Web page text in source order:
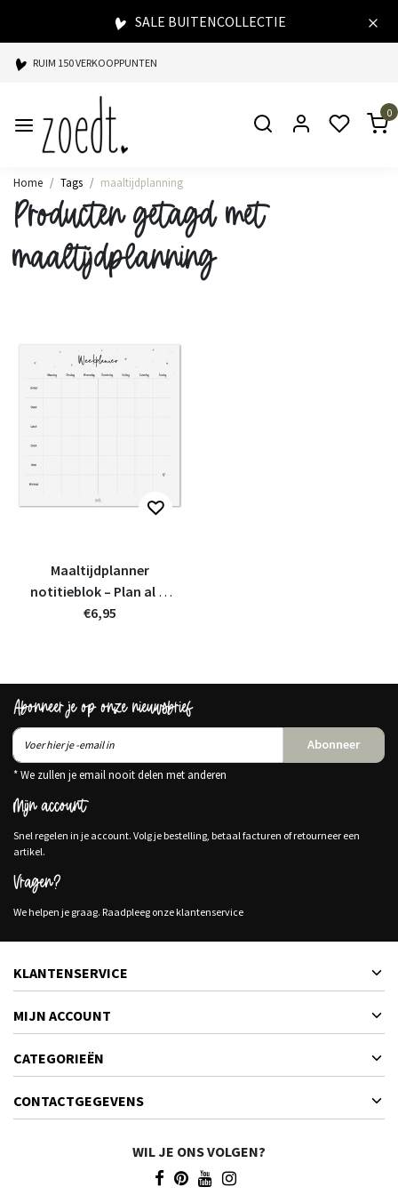
SALE BUITENCOLLECTIE
RUIM 150 VERKOOPPUNTEN
SPAARPUNTEN BIJ ELKE AANKOOP
SNELLE LEVERING
0
Home Tags maaltijdplanning
Producten getagd met
maaltijdplanning
Maaltijdplanner
notitieblok – Plan al je
maaltijden & workouts
€6,95
Abonneer je op onze nieuwsbrief
Abonneer
* We zullen je email nooit delen met anderen
Mijn account
Snel regelen in je account. Volg je bestelling, betaal facturen of retourneer een
artikel.
Vragen?
We helpen je graag. Raadpleeg onze klantenservice
KLANTENSERVICE
MIJN ACCOUNT
CATEGORIEËN
CONTACTGEGEVENS
WIL JE ONS VOLGEN?